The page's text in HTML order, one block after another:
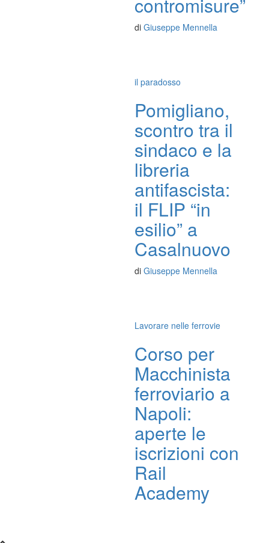
di Giuseppe Mennella
il paradosso
Pomigliano,
scontro tra il
sindaco e la
libreria
antifascista:
il FLIP “in
esilio” a
Casalnuovo
di Giuseppe Mennella
Lavorare nelle ferrovie
Corso per
Macchinista
ferroviario a
Napoli:
aperte le
iscrizioni con
Rail
Academy